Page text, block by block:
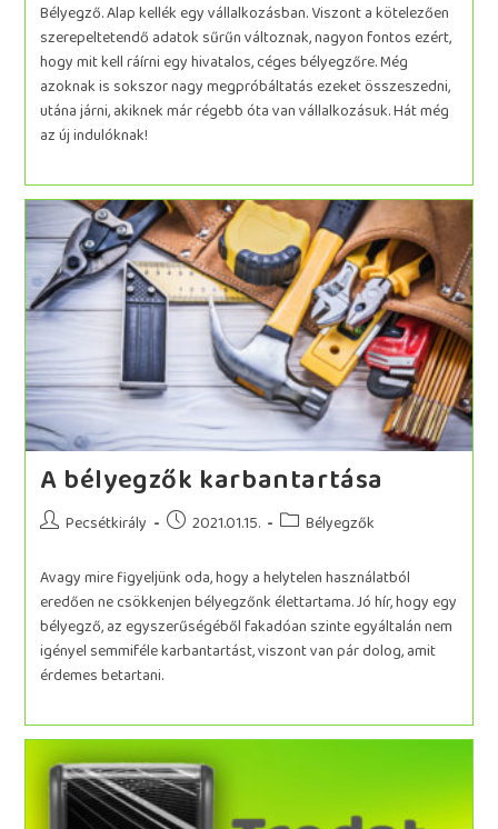
Bélyegző. Alap kellék egy vállalkozásban. Viszont a kötelezően
szerepeltetendő adatok sűrűn változnak, nagyon fontos ezért,
hogy mit kell ráírni egy hivatalos, céges bélyegzőre. Még
azoknak is sokszor nagy megpróbáltatás ezeket összeszedni,
utána járni, akiknek már régebb óta van vállalkozásuk. Hát még
az új indulóknak!
A bélyegzők karbantartása
Pecsétkirály 2021.01.15. Bélyegzők
Avagy mire figyeljünk oda, hogy a helytelen használatból
eredően ne csökkenjen bélyegzőnk élettartama. Jó hír, hogy egy
bélyegző, az egyszerűségéből fakadóan szinte egyáltalán nem
igényel semmiféle karbantartást, viszont van pár dolog, amit
érdemes betartani.